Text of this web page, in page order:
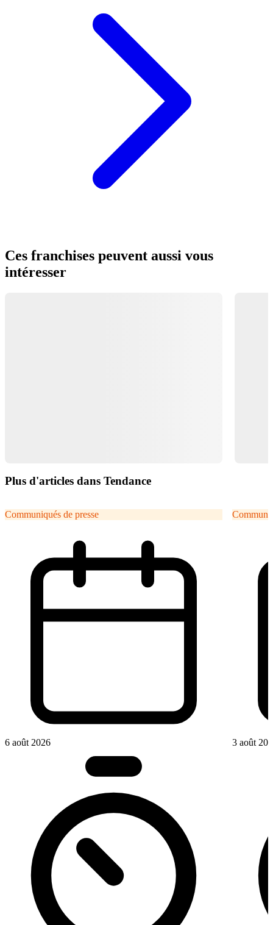
Ces franchises peuvent aussi vous
intéresser
Plus d'articles dans Tendance
Communiqués de presse
6 août 2026 3 août